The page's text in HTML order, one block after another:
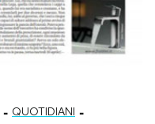
- QUOTIDIANI -